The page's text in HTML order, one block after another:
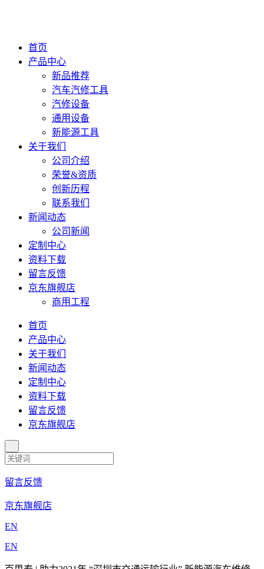
首页
产品中心
新品推荐
汽车汽修工具
汽修设备
通用设备
新能源工具
关于我们
公司介绍
荣誉&资质
创新历程
联系我们
新闻动态
公司新闻
定制中心
资料下载
留言反馈
京东旗舰店
商用工程
首页
产品中心
关于我们
新闻动态
定制中心
资料下载
留言反馈
京东旗舰店
留言反馈
京东旗舰店
EN
EN